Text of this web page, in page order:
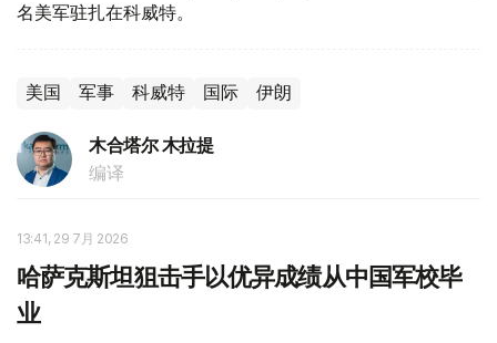
名美军驻扎在科威特。
美国 军事 科威特 国际 伊朗
木合塔尔 木拉提
编译
13:41, 29 7月 2026
哈萨克斯坦狙击手以优异成绩从中国军校毕
业